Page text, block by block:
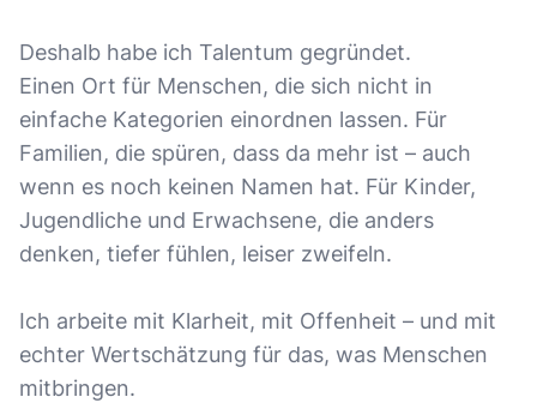
Deshalb habe ich Talentum gegründet.
Einen Ort für Menschen, die sich nicht in
einfache Kategorien einordnen lassen. Für
Familien, die spüren, dass da mehr ist – auch
wenn es noch keinen Namen hat. Für Kinder,
Jugendliche und Erwachsene, die anders
denken, tiefer fühlen, leiser zweifeln.
Ich arbeite mit Klarheit, mit Offenheit – und mit
echter Wertschätzung für das, was Menschen
mitbringen.